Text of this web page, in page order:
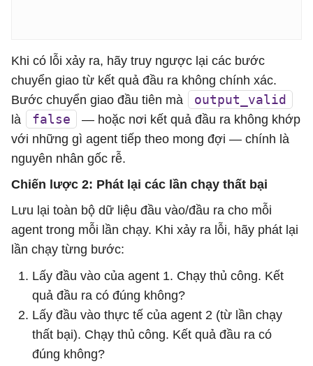
Khi có lỗi xảy ra, hãy truy ngược lại các bước
chuyển giao từ kết quả đầu ra không chính xác.
Bước chuyển giao đầu tiên mà
output_valid
là false
— hoặc nơi kết quả đầu ra không khớp
với những gì agent tiếp theo mong đợi — chính là
nguyên nhân gốc rễ.
Chiến lược 2: Phát lại các lần chạy thất bại
Lưu lại toàn bộ dữ liệu đầu vào/đầu ra cho mỗi
agent trong mỗi lần chạy. Khi xảy ra lỗi, hãy phát lại
lần chạy từng bước:
Lấy đầu vào của agent 1. Chạy thủ công. Kết
quả đầu ra có đúng không?
Lấy đầu vào thực tế của agent 2 (từ lần chạy
thất bại). Chạy thủ công. Kết quả đầu ra có
đúng không?